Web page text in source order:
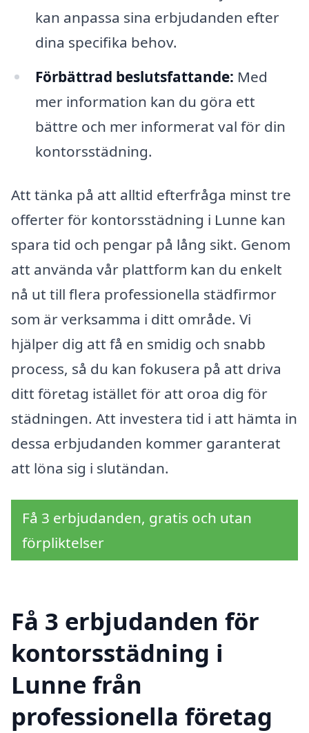
kan anpassa sina erbjudanden efter
dina specifika behov.
Förbättrad beslutsfattande: Med
mer information kan du göra ett
bättre och mer informerat val för din
kontorsstädning.
Att tänka på att alltid efterfråga minst tre
offerter för kontorsstädning i Lunne kan
spara tid och pengar på lång sikt. Genom
att använda vår plattform kan du enkelt
nå ut till flera professionella städfirmor
som är verksamma i ditt område. Vi
hjälper dig att få en smidig och snabb
process, så du kan fokusera på att driva
ditt företag istället för att oroa dig för
städningen. Att investera tid i att hämta in
dessa erbjudanden kommer garanterat
att löna sig i slutändan.
Få 3 erbjudanden, gratis och utan
förpliktelser
Få 3 erbjudanden för
kontorsstädning i
Lunne från
professionella företag